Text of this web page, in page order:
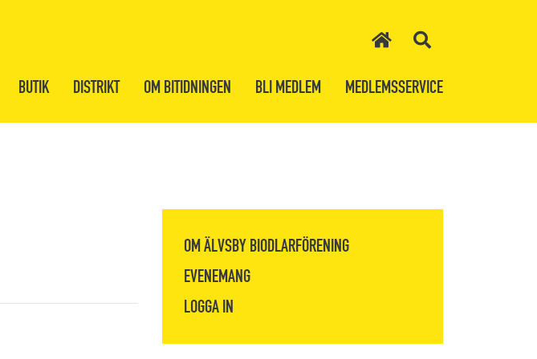
BUTIK DISTRIKT OM BITIDNINGEN BLI MEDLEM MEDLEMSSERVICE
OM ÄLVSBY BIODLARFÖRENING
EVENEMANG
LOGGA IN